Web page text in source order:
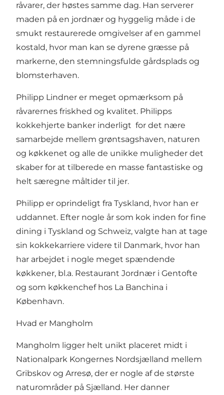
råvarer, der høstes samme dag. Han serverer
maden på en jordnær og hyggelig måde i de
smukt restaurerede omgivelser af en gammel
kostald, hvor man kan se dyrene græsse på
markerne, den stemningsfulde gårdsplads og
blomsterhaven.
Philipp Lindner er meget opmærksom på
råvarernes friskhed og kvalitet. Philipps
kokkehjerte banker inderligt for det nære
samarbejde mellem grøntsagshaven, naturen
og køkkenet og alle de unikke muligheder det
skaber for at tilberede en masse fantastiske og
helt særegne måltider til jer.
Philipp er oprindeligt fra Tyskland, hvor han er
uddannet. Efter nogle år som kok inden for fine
dining i Tyskland og Schweiz, valgte han at tage
sin kokkekarriere videre til Danmark, hvor han
har arbejdet i nogle meget spændende
køkkener, bl.a. Restaurant Jordnær i Gentofte
og som køkkenchef hos La Banchina i
København.
Hvad er Mangholm
Mangholm ligger helt unikt placeret midt i
Nationalpark Kongernes Nordsjælland mellem
Gribskov og Arresø, der er nogle af de største
naturområder på Sjælland. Her danner